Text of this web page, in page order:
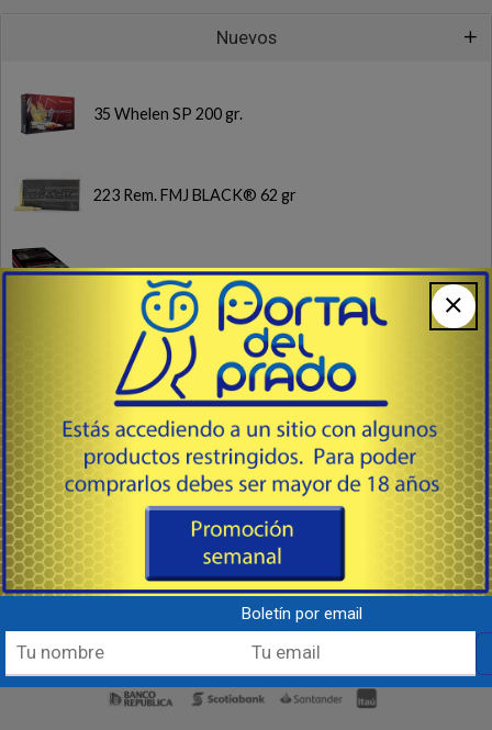
Nuevos
35 Whelen SP 200 gr.
223 Rem. FMJ BLACK® 62 gr
17 HMR NTX Polymer Tip 15.5gr.
Vistas recientes
Manoplas
Boletín por email